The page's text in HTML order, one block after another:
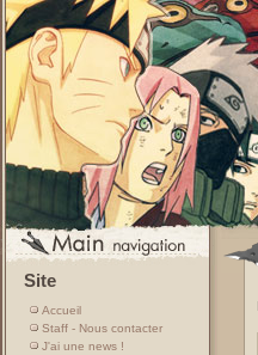
Site
Accueil
Staff - Nous contacter
J'ai une news !